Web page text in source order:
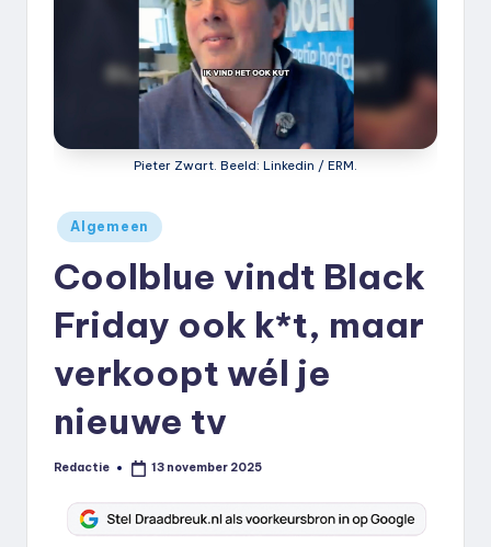
Pieter Zwart. Beeld: Linkedin / ERM.
Geplaatst
in
Algemeen
Coolblue vindt Black
Friday ook k*t, maar
verkoopt wél je
nieuwe tv
Geplaatst
Redactie 13 november 2025